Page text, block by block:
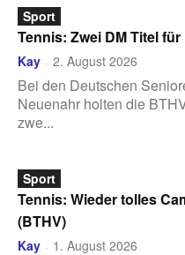
Sport
Tennis: Zwei DM Titel
Kay - 2. August 2026
Bei den Deutschen
Neuenahr holten die
zwe...
Sport
Tennis: Wieder tolles
(BTHV)
Kay - 1. August 2026